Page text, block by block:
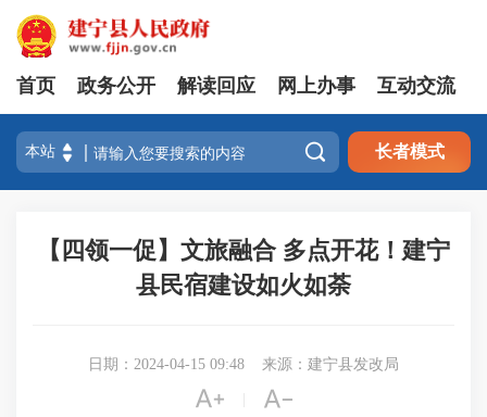
首页 政务公开 解读回应 网上办事 互动交流
 长者模式
【四领一促】文旅融合 多点开花！建宁
县民宿建设如火如荼
日期：2024-04-15 09:48 来源：建宁县发改局
 